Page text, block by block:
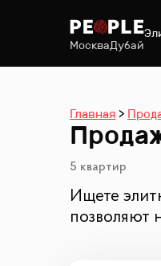
МоскваДубай
Главная
5 квартир
Ищете
позволяют